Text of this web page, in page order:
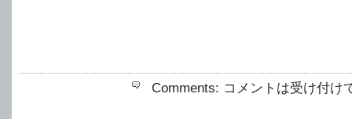
Comments: コメントは受け付け